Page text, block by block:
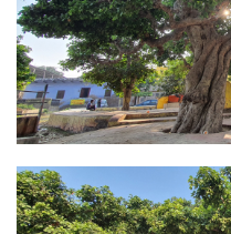
Image